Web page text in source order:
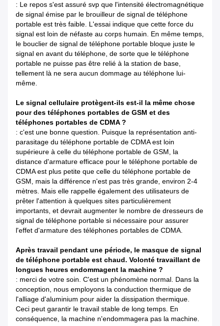
: Le repos s'est assuré svp que l'intensité électromagnétique
de signal émise par le brouilleur de signal de téléphone
portable est très faible. L'essai indique que cette force du
signal est loin de néfaste au corps humain. En même temps,
le bouclier de signal de téléphone portable bloque juste le
signal en avant du téléphone, de sorte que le téléphone
portable ne puisse pas être relié à la station de base,
tellement là ne sera aucun dommage au téléphone lui-
même.
Le signal cellulaire protègent-ils est-il la même chose
pour des téléphones portables de GSM et des
téléphones portables de CDMA ?
: c'est une bonne question. Puisque la représentation anti-
parasitage du téléphone portable de CDMA est loin
supérieure à celle du téléphone portable de GSM, la
distance d'armature efficace pour le téléphone portable de
CDMA est plus petite que celle du téléphone portable de
GSM, mais la différence n'est pas très grande, environ 2-4
mètres. Mais elle rappelle également des utilisateurs de
prêter l'attention à quelques sites particulièrement
importants, et devrait augmenter le nombre de dresseurs de
signal de téléphone portable si nécessaire pour assurer
l'effet d'armature des téléphones portables de CDMA.
Après travail pendant une période, le masque de signal
de téléphone portable est chaud. Volonté travaillant de
longues heures endommagent la machine ?
: merci de votre soin. C'est un phénomène normal. Dans la
conception, nous employons la conduction thermique de
l'alliage d'aluminium pour aider la dissipation thermique.
Ceci peut garantir le travail stable de long temps. En
conséquence, la machine n'endommagera pas la machine.